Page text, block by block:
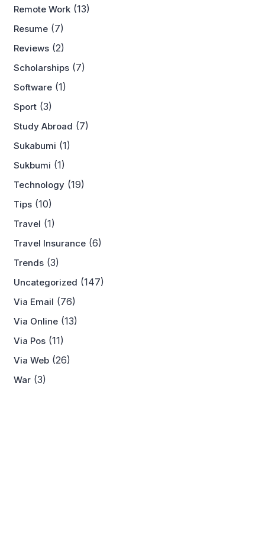
Remote Work (13)
Resume (7)
Reviews (2)
Scholarships (7)
Software (1)
Sport (3)
Study Abroad (7)
Sukabumi (1)
Sukbumi (1)
Technology (19)
Tips (10)
Travel (1)
Travel Insurance (6)
Trends (3)
Uncategorized (147)
Via Email (76)
Via Online (13)
Via Pos (11)
Via Web (26)
War (3)